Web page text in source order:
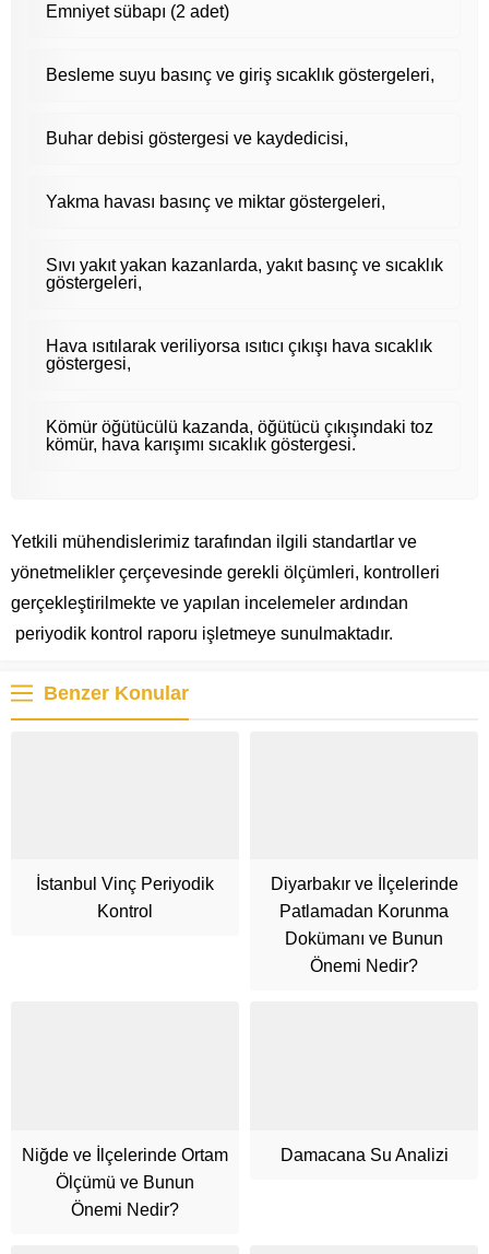
Emniyet sübapı (2 adet)
Besleme suyu basınç ve giriş sıcaklık göstergeleri,
Buhar debisi göstergesi ve kaydedicisi,
Yakma havası basınç ve miktar göstergeleri,
Sıvı yakıt yakan kazanlarda, yakıt basınç ve sıcaklık
göstergeleri,
Hava ısıtılarak veriliyorsa ısıtıcı çıkışı hava sıcaklık
göstergesi,
Kömür öğütücülü kazanda, öğütücü çıkışındaki toz
kömür, hava karışımı sıcaklık göstergesi.
Yetkili mühendislerimiz tarafından ilgili standartlar ve
yönetmelikler çerçevesinde gerekli ölçümleri, kontrolleri
gerçekleştirilmekte ve yapılan incelemeler ardından
periyodik kontrol raporu işletmeye sunulmaktadır.
Benzer Konular
İstanbul Vinç Periyodik
Kontrol
Diyarbakır ve İlçelerinde
Patlamadan Korunma
Dokümanı ve Bunun
Önemi Nedir?
Niğde ve İlçelerinde Ortam
Ölçümü ve Bunun
Önemi Nedir?
Damacana Su Analizi